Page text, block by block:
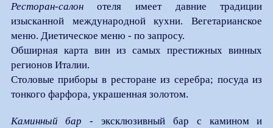
Ресторан-салонотеля имеет давние традиции
изысканной международной кухни. Вегетарианское
меню. Диетическое меню - по запросу.
Обширная карта вин из самых престижных винных
регионов Италии.
Столовые приборы в ресторане из серебра; посуда из
тонкого фарфора, украшенная золотом.
Каминный бар- эксклюзивный бар с камином и